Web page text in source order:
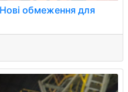
обмеження для